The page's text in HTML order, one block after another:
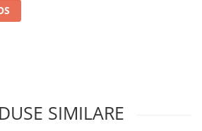
SIMILARE